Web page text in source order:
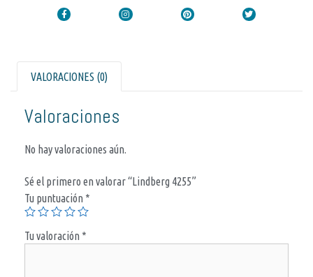
VALORACIONES (0)
Valoraciones
No hay valoraciones aún.
Sé el primero en valorar “Lindberg 4255”
Tu puntuación *
Tu valoración *